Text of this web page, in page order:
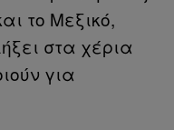
το Μεξικό,
στα χέρια
για